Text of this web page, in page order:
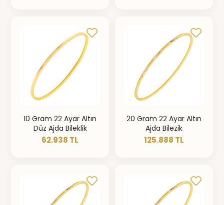
10 Gram 22 Ayar Altın
Düz Ajda Bileklik
62.938 TL
20 Gram 22 Ayar Altın
Ajda Bilezik
125.888 TL